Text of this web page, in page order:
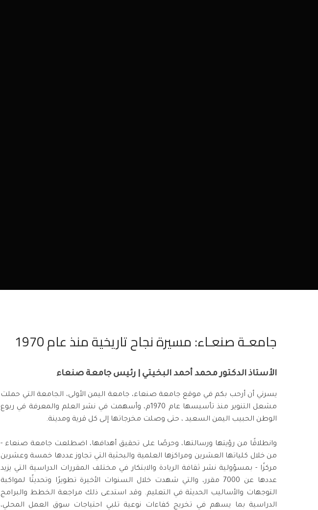
جامعـة صنعـاء: مسيرة نجاح تاريخية منذ عام 1970
الأستاذ الدكتور محمد أحمد البخيتي | رئيس جامعة صنعاء
يسرني أن أرحب بكم في موقع جامعة صنعاء، جامعة اليمن الأولى، الجامعة التي حملت
مشعل التنوير منذ تأسيسها عام 1970م، وأسهمت في نشر العلم والمعرفة في ربوع
الوطن الحبيب اليمن السعيد ، حتى وصلت مخرجاتها إلى كل قرية ومدينة.
وانطلاقًا من رؤيتها ورسالتها، وحرصًا على تحقيق أهدافها، اضطلعت جامعة صنعاء -
من خلال كلياتها العشرين ومراكزها العلمية والبحثية التي تجاوز عددها خمسة وعشرين
مركزًا - بمسؤولية نشر ثقافة الريادة والابتكار في مختلف المقررات الدراسية التي يزيد
عددها عن 7000 مقرر، والتي شهدت خلال السنوات الأخيرة تطويرًا وتحديثًا لمواكبة
التوجهات والأساليب الحديثة في التعليم. وقد استدعى ذلك مراجعة الخطط والبرامج
الدراسية بما يسهم في تخريج كفاءات نوعية تلبي احتياجات سوق العمل المحلي،